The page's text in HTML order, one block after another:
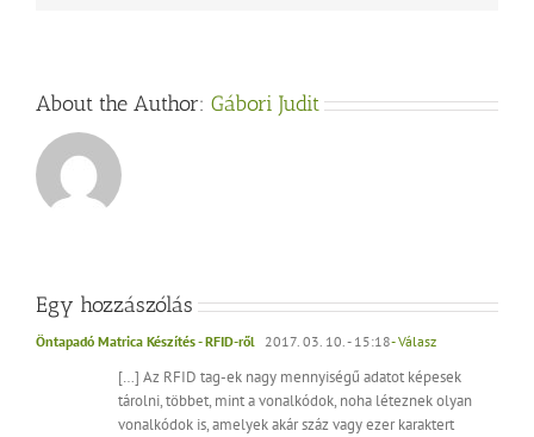
About the Author: Gábori Judit
Egy hozzászólás
Öntapadó Matrica Készítés - RFID-ről 2017. 03. 10. - 15:18- Válasz
[…] Az RFID tag-ek nagy mennyiségű adatot képesek
tárolni, többet, mint a vonalkódok, noha léteznek olyan
vonalkódok is, amelyek akár száz vagy ezer karaktert